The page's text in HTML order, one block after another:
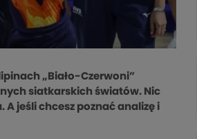
„Biało-Czerwoni”
siatkarskich światów. Nic
jeśli chcesz poznać analizę i